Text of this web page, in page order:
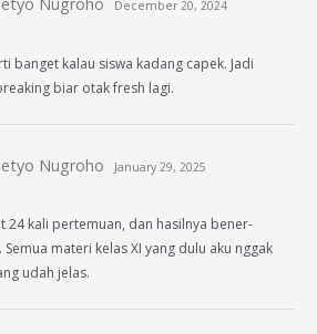
Nugroho December 20, 2024
banget kalau siswa kadang capek. Jadi
biar otak fresh lagi.
Nugroho January 29, 2025
24 kali pertemuan, dan hasilnya bener-
materi kelas XI yang dulu aku nggak
udah jelas.